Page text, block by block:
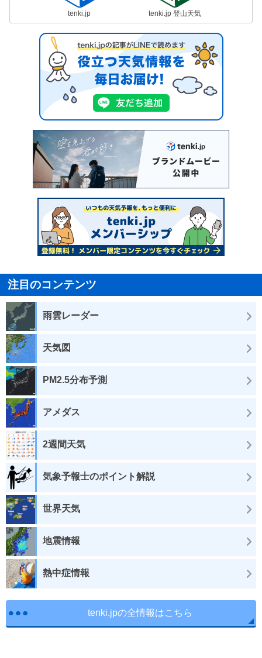
tenki.jp tenki.jp 登山天気
注目のコンテンツ
雨雲レーダー
天気図
PM2.5分布予測
アメダス
2週間天気
気象予報士のポイント解説
世界天気
地震情報
熱中症情報
tenki.jpの全情報はこちら